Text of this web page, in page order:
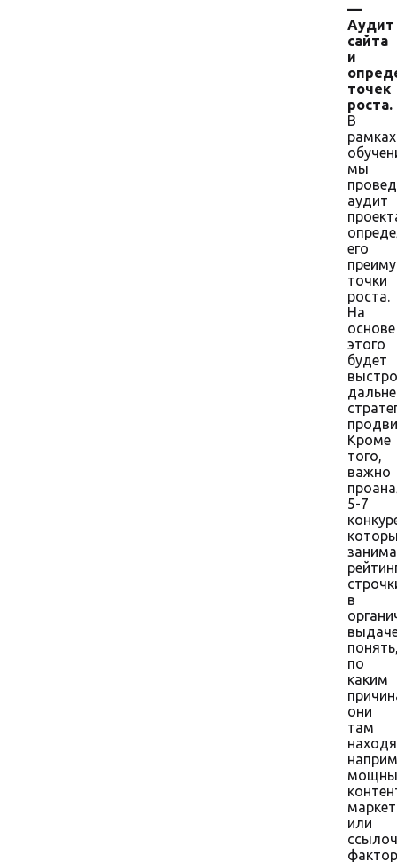
—
Аудит
сайта
и
точек
роста.
В
рамках
мы
аудит
его
точки
роста.
На
основе
этого
будет
Кроме
того,
важно
5-7
в
по
каким
они
там
или